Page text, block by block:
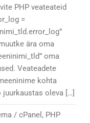
PHP veateateid
=
ära oma
oma
Veateadete
kohta
oleva […]
/cPanel , PHP